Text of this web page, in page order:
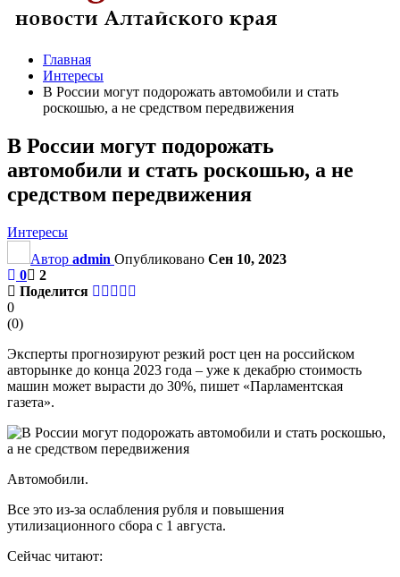
Главная
Интересы
В России могут подорожать автомобили и стать
роскошью, а не средством передвижения
В России могут подорожать
автомобили и стать роскошью, а не
средством передвижения
Интересы
Автор admin Опубликовано Сен 10, 2023
0
2
Поделится
0
(0)
Эксперты прогнозируют резкий рост цен на российском
авторынке до конца 2023 года – уже к декабрю стоимость
машин может вырасти до 30%, пишет «Парламентская
газета».
Автомобили.
Все это из-за ослабления рубля и повышения
утилизационного сбора с 1 августа.
Сейчас читают: